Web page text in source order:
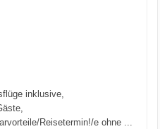
inklusive,
Reisetermin!/e ohne ...